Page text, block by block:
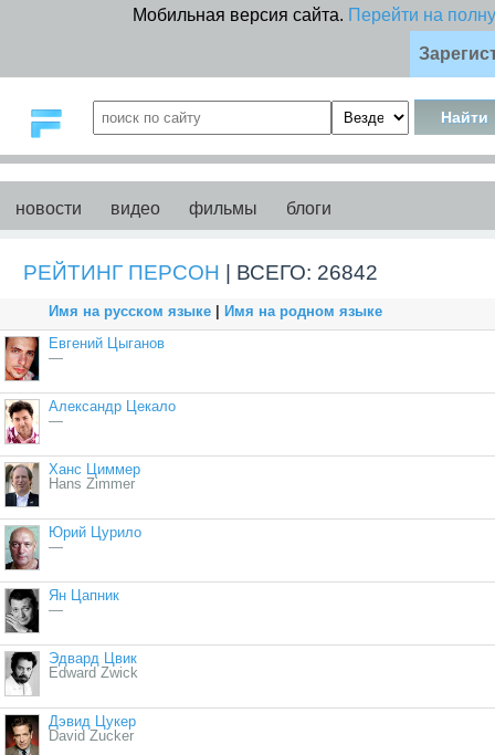
Мобильная версия сайта. Перейти на
новости видео фильмы блоги
РЕЙТИНГ ПЕРСОН | ВСЕГО: 26842
Имя на русском языке
Имя на родном языке
Евгений Цыганов
—
Александр Цекало
—
Ханс Циммер
Hans Zimmer
Юрий Цурило
—
Ян Цапник
—
Эдвард Цвик
Edward Zwick
Дэвид Цукер
David Zucker